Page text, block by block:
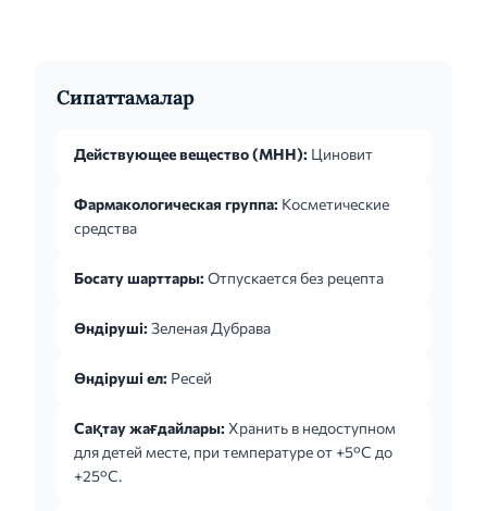
Сипаттамалар
Действующее вещество (МНН): Циновит
Фармакологическая группа: Косметические
средства
Босату шарттары: Отпускается без рецепта
Өндіруші: Зеленая Дубрава
Өндіруші ел: Ресей
Сақтау жағдайлары: Хранить в недоступном
для детей месте, при температуре от +5°C до
+25°C.